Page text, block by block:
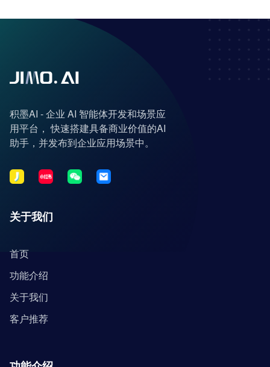
积墨AI - 企业 AI 智能体开发和场景应
用平台， 快速搭建具备商业价值的AI
助手，并发布到企业应用场景中。
关于我们
首页
功能介绍
关于我们
客户推荐